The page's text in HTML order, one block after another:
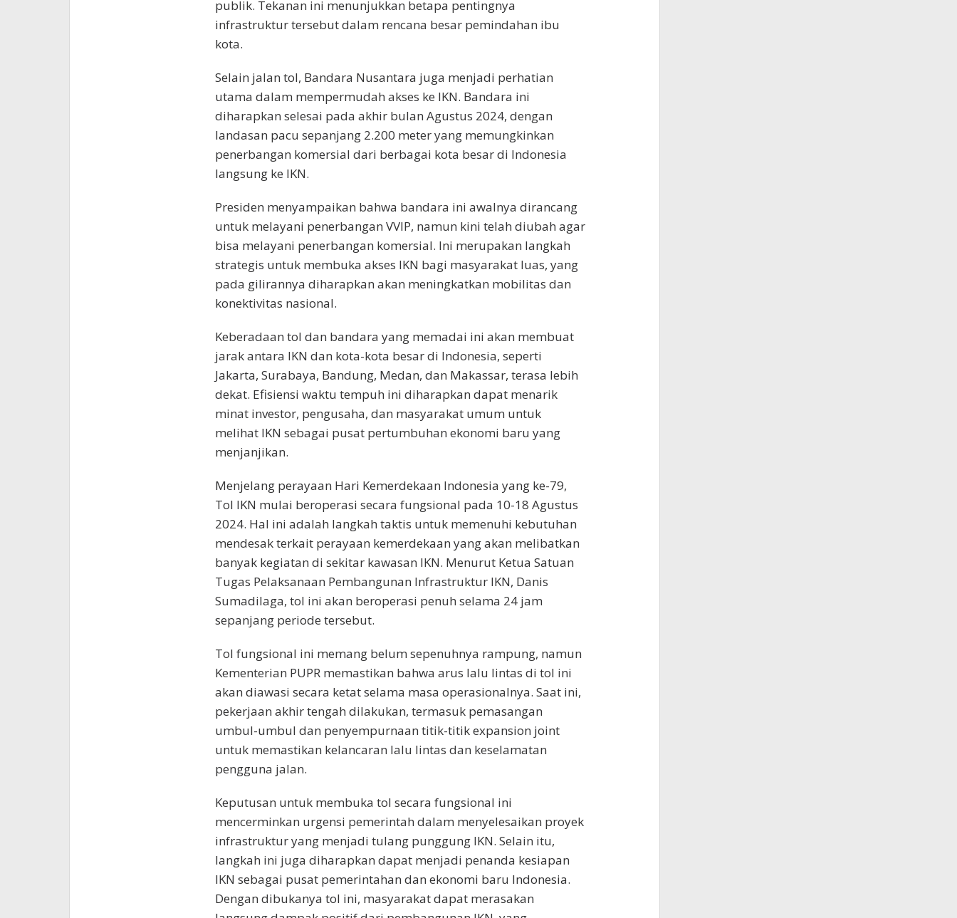
publik. Tekanan ini menunjukkan betapa pentingnya
infrastruktur tersebut dalam rencana besar pemindahan ibu
kota.
Selain jalan tol, Bandara Nusantara juga menjadi perhatian
utama dalam mempermudah akses ke IKN. Bandara ini
diharapkan selesai pada akhir bulan Agustus 2024, dengan
landasan pacu sepanjang 2.200 meter yang memungkinkan
penerbangan komersial dari berbagai kota besar di Indonesia
langsung ke IKN.
Presiden menyampaikan bahwa bandara ini awalnya dirancang
untuk melayani penerbangan VVIP, namun kini telah diubah agar
bisa melayani penerbangan komersial. Ini merupakan langkah
strategis untuk membuka akses IKN bagi masyarakat luas, yang
pada gilirannya diharapkan akan meningkatkan mobilitas dan
konektivitas nasional.
Keberadaan tol dan bandara yang memadai ini akan membuat
jarak antara IKN dan kota-kota besar di Indonesia, seperti
Jakarta, Surabaya, Bandung, Medan, dan Makassar, terasa lebih
dekat. Efisiensi waktu tempuh ini diharapkan dapat menarik
minat investor, pengusaha, dan masyarakat umum untuk
melihat IKN sebagai pusat pertumbuhan ekonomi baru yang
menjanjikan.
Menjelang perayaan Hari Kemerdekaan Indonesia yang ke-79,
Tol IKN mulai beroperasi secara fungsional pada 10-18 Agustus
2024. Hal ini adalah langkah taktis untuk memenuhi kebutuhan
mendesak terkait perayaan kemerdekaan yang akan melibatkan
banyak kegiatan di sekitar kawasan IKN. Menurut Ketua Satuan
Tugas Pelaksanaan Pembangunan Infrastruktur IKN, Danis
Sumadilaga, tol ini akan beroperasi penuh selama 24 jam
sepanjang periode tersebut.
Tol fungsional ini memang belum sepenuhnya rampung, namun
Kementerian PUPR memastikan bahwa arus lalu lintas di tol ini
akan diawasi secara ketat selama masa operasionalnya. Saat ini,
pekerjaan akhir tengah dilakukan, termasuk pemasangan
umbul-umbul dan penyempurnaan titik-titik expansion joint
untuk memastikan kelancaran lalu lintas dan keselamatan
pengguna jalan.
Keputusan untuk membuka tol secara fungsional ini
mencerminkan urgensi pemerintah dalam menyelesaikan proyek
infrastruktur yang menjadi tulang punggung IKN. Selain itu,
langkah ini juga diharapkan dapat menjadi penanda kesiapan
IKN sebagai pusat pemerintahan dan ekonomi baru Indonesia.
Dengan dibukanya tol ini, masyarakat dapat merasakan